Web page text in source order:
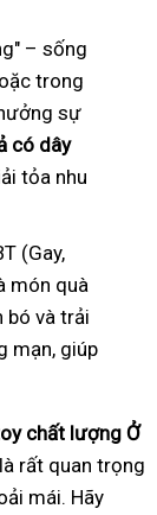
– sống
trong
sự
có dây
tỏa nhu
(Gay,
món quà
bó và trải
mạn, giúp
chất lượng Ở
rất quan trọng
mái. Hãy